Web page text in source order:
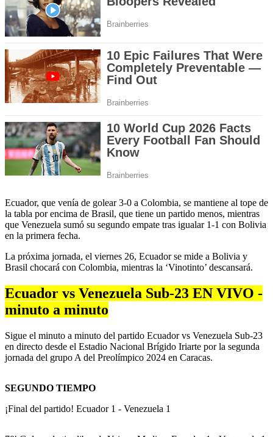
Ecuador, que venía de golear 3-0 a Colombia, se mantiene al tope de
la tabla por encima de Brasil, que tiene un partido menos, mientras
que Venezuela sumó su segundo empate tras igualar 1-1 con Bolivia
en la primera fecha.
La próxima jornada, el viernes 26, Ecuador se mide a Bolivia y
Brasil chocará con Colombia, mientras la ‘Vinotinto’ descansará.
Ecuador vs Venezuela Sub-23 EN VIVO -
minuto a minuto
Sigue el minuto a minuto del partido Ecuador vs Venezuela Sub-23
en directo desde el Estadio Nacional Brígido Iriarte por la segunda
jornada del grupo A del Preolímpico 2024 en Caracas.
SEGUNDO TIEMPO
¡Final del partido! Ecuador 1 - Venezuela 1